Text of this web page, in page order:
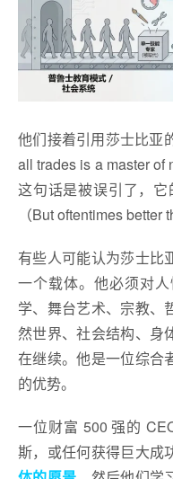
他们接着引用莎士比亚
all trades is a master of
这句话是被误引了，
（But oftentimes better
有些人可能认为莎士比
一个载体。他必须对
学、舞台艺术、宗教、
然世界、社会结构、
在继续。他是一位综合
的优势。
一位财富 500 强的
斯，或任何获得巨大成